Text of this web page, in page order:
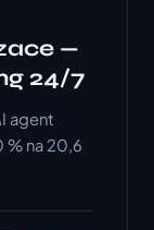
—
24/7
agent
% na 20,6